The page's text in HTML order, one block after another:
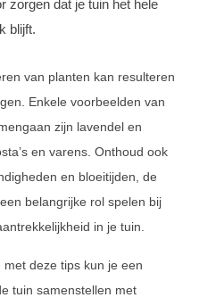
zorgen dat je tuin het hele
blijft.
van planten kan resulteren
Enkele voorbeelden van
zijn lavendel en
en varens. Onthoud ook
en bloeitijden, de
belangrijke rol spelen bij
in je tuin.
deze tips kun je een
tuin samenstellen met